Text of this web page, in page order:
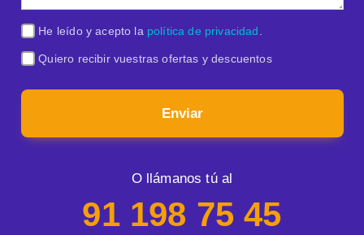
He leído y acepto la política de privacidad
Quiero recibir vuestras ofertas y descuentos
Enviar
O llámanos tú al
91 198 75 45